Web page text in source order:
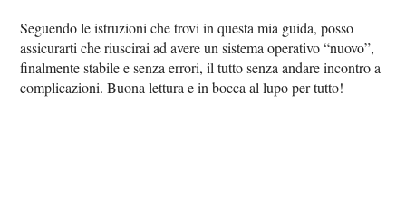
Seguendo le istruzioni che trovi in questa mia guida, posso
assicurarti che riuscirai ad avere un sistema operativo “nuovo”,
finalmente stabile e senza errori, il tutto senza andare incontro a
complicazioni. Buona lettura e in bocca al lupo per tutto!